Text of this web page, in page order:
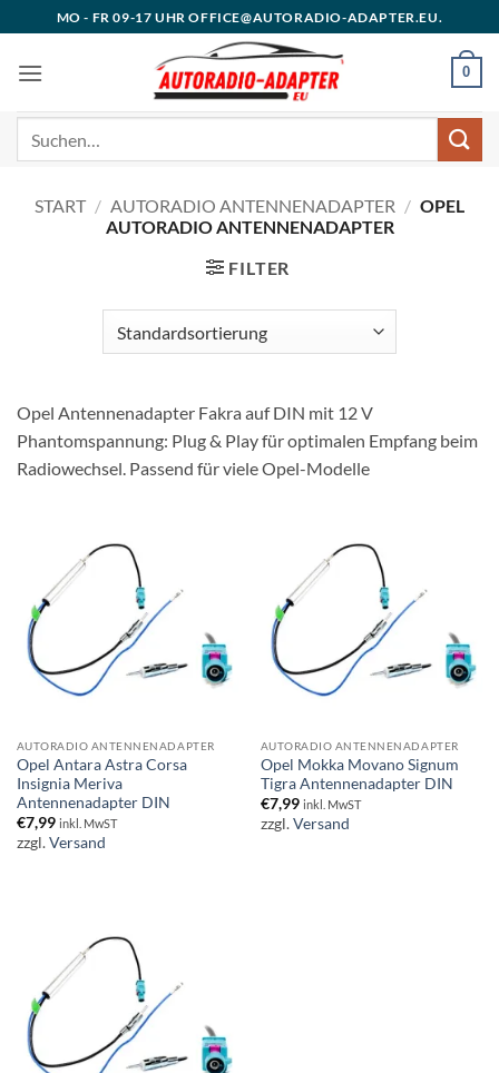
Inhalt
springen
MO - FR 09-17 UHR OFFICE@AUTORADIO-ADAPTER.EU.
0
START / AUTORADIO ANTENNENADAPTER / OPEL
AUTORADIO ANTENNENADAPTER
FILTER
Opel Antennenadapter Fakra auf DIN mit 12 V
Phantomspannung: Plug & Play für optimalen Empfang beim
Radiowechsel. Passend für viele Opel-Modelle
AUTORADIO ANTENNENADAPTER
Opel Antara Astra Corsa
Insignia Meriva
Antennenadapter DIN
€7,99 inkl. MwST
zzgl.Versand
AUTORADIO ANTENNENADAPTER
Opel Mokka Movano Signum
Tigra Antennenadapter DIN
€7,99 inkl. MwST
zzgl.Versand